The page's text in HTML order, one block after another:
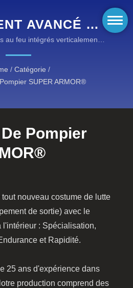
AVANCÉ DE
AVEC
EN 469
2
au feu intégrés verticalement,
/ Catégorie /
SUPER ARMOR®
Pompier
nouveau costume de lutte
de sortie) avec le
l'intérieur : Spécialisation,
et Rapidité.
25 ans d'expérience dans
production comprend des